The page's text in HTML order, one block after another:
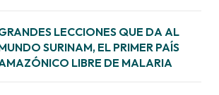
LECCIONES QUE DA AL
SURINAM, EL PRIMER PAÍS
LIBRE DE MALARIA